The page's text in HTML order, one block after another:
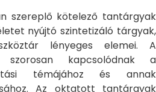
szereplő kötelező tantárgyak
nyújtó szintetizáló tárgyak,
lényeges elemei. A
kapcsolódnak a
témájához és annak
Az oktatott tantárgyak